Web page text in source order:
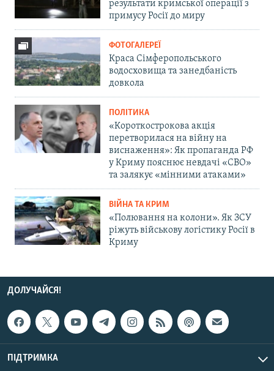
результати кримської операції з
примусу Росії до миру
ФОТОГАЛЕРЕЇ
Краса Сімферопольського
водосховища та занедбаність
довкола
ПОЛІТИКА
«Короткострокова акція
перетворилася на війну на
виснаження»: Як пропаганда РФ
у Криму пояснює невдачі «СВО»
та залякує «мінними атаками»
ВІЙНА ТА КРИМ
«Полювання на колони». Як ЗСУ
ріжуть військову логістику Росії в
Криму
ДОЛУЧАЙСЯ!
ПІДТРИМКА